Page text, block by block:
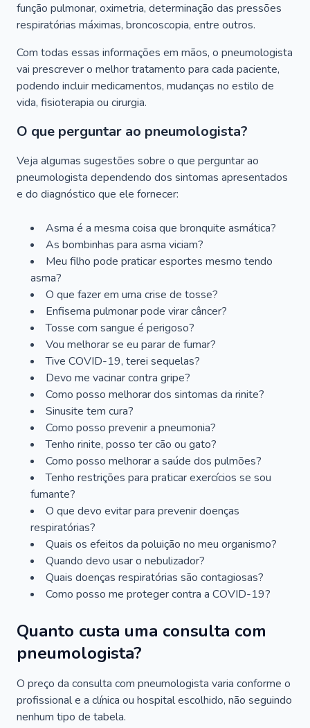
função pulmonar, oximetria, determinação das pressões
respiratórias máximas, broncoscopia, entre outros.
Com todas essas informações em mãos, o pneumologista
vai prescrever o melhor tratamento para cada paciente,
podendo incluir medicamentos, mudanças no estilo de
vida, fisioterapia ou cirurgia.
O que perguntar ao pneumologista?
Veja algumas sugestões sobre o que perguntar ao
pneumologista dependendo dos sintomas apresentados
e do diagnóstico que ele fornecer:
Asma é a mesma coisa que bronquite asmática?
As bombinhas para asma viciam?
Meu filho pode praticar esportes mesmo tendo
asma?
O que fazer em uma crise de tosse?
Enfisema pulmonar pode virar câncer?
Tosse com sangue é perigoso?
Vou melhorar se eu parar de fumar?
Tive COVID-19, terei sequelas?
Devo me vacinar contra gripe?
Como posso melhorar dos sintomas da rinite?
Sinusite tem cura?
Como posso prevenir a pneumonia?
Tenho rinite, posso ter cão ou gato?
Como posso melhorar a saúde dos pulmões?
Tenho restrições para praticar exercícios se sou
fumante?
O que devo evitar para prevenir doenças
respiratórias?
Quais os efeitos da poluição no meu organismo?
Quando devo usar o nebulizador?
Quais doenças respiratórias são contagiosas?
Como posso me proteger contra a COVID-19?
Quanto custa uma consulta com
pneumologista?
O preço da consulta com pneumologista varia conforme o
profissional e a clínica ou hospital escolhido, não seguindo
nenhum tipo de tabela.